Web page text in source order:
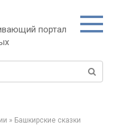
портал
» Башкирские сказки